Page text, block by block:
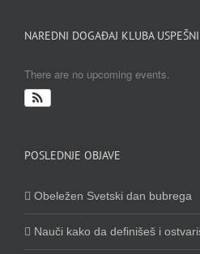
NAREDNI DOGAĐAJ KLUBA
There are no upcoming events.
POSLEDNJE OBJAVE
Obeležen Svetski dan bubrega
Nauči kako da definišeš i